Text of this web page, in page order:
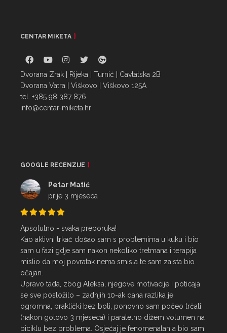
CENTAR MIKETA
Dvorana Zrak | Rijeka | Turnić | Cavtatska 2B
Dvorana Vatra | Viškovo | Viškovo 125A
tel. +385 98 387 876
info@centar-miketa.hr
GOOGLE RECENZIJE
Petar Matić
prije 3 mjeseca
Apsolutno - svaka preporuka!
Kao aktivni trkač došao sam s problemima u kuku i bio
sam u fazi gdje sam nakon nekoliko tretmana i terapija
mislio da moj povratak nema smisla te sam zaista bio
očajan.
Upravo tada, zbog Aleksa, njegove motivacije i poticaja
se sve posložilo – zadnjih 10-ak dana razlika je
ogromna, praktički bez boli, ponovno sam počeo trčati
(nakon gotovo 3 mjeseca) i paralelno dižem volumen na
biciklu bez problema. Osjećaj je fenomenalan a bio sam